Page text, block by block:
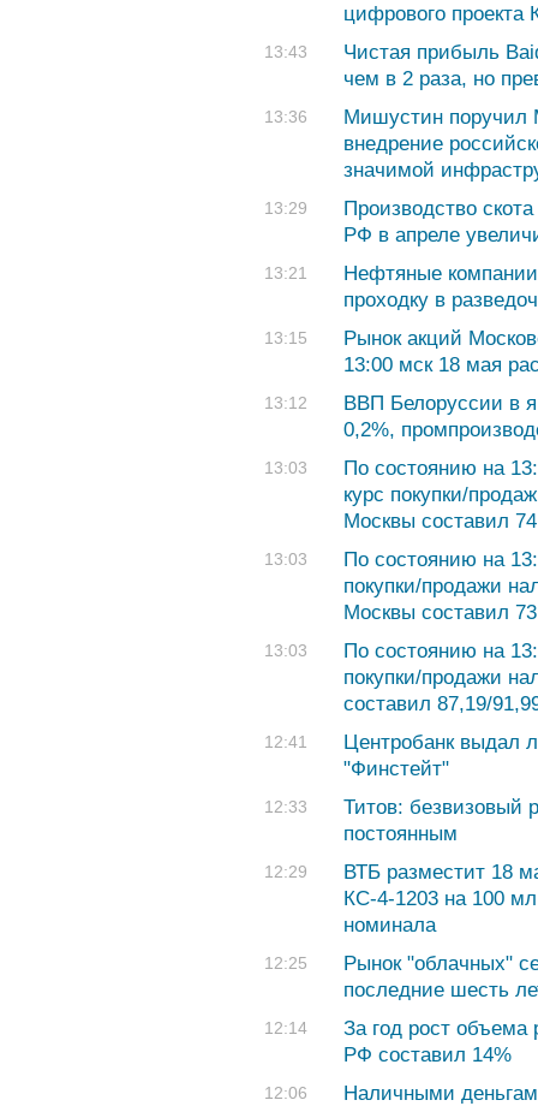
цифрового проекта
13:43
Чистая прибыль
чем в 2 раза, но
13:36
Мишустин
внедрение
значимой
13:29
Производство
РФ в апреле
13:21
Нефтяные
проходку в
13:15
Рынок акций
13:00 мск 18 мая
13:12
ВВП Белоруссии в
0,2%,
13:03
По состоянию на
курс покупки/
Москвы составил
13:03
По состоянию на
покупки/продажи
Москвы составил
13:03
По состоянию на
покупки/продажи
составил 87,19/
12:41
Центробанк выдал
"Финстейт"
12:33
Титов: безвизовый
постоянным
12:29
ВТБ разместит 18
КС-4-1203 на 100
номинала
12:25
Рынок "облачных"
последние шесть
12:14
За год рост
РФ составил 14%
12:06 Наличными